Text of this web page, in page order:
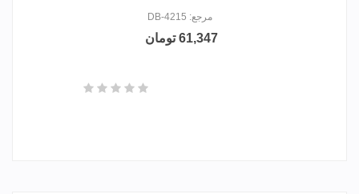
مرجع: DB-4215
61,347 تومان